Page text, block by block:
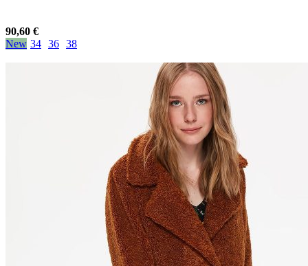
90,60 €
New 34 36 38